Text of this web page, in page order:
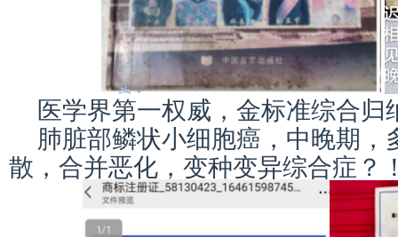
医学界第一权威，金标准综合归
肺脏部鳞状小细胞癌，中晚期，
散，合并恶化，变种变异综合症？